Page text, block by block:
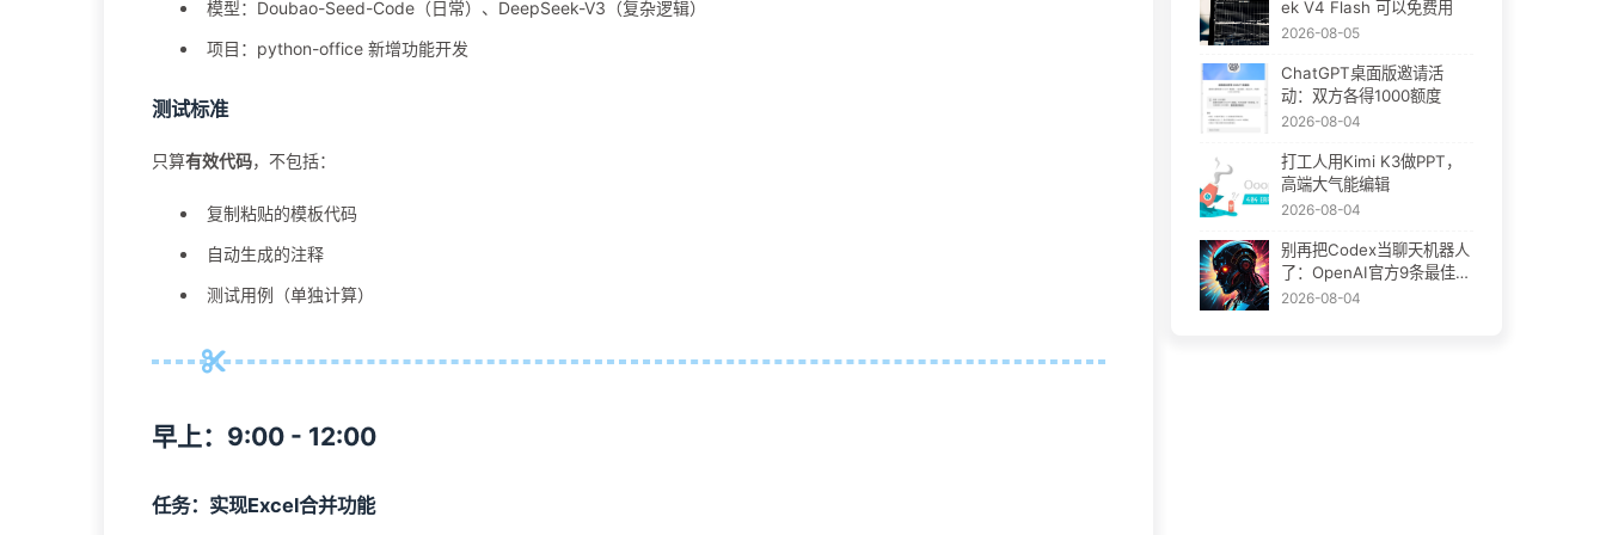
模型：Doubao-Seed-Code（日常）、DeepSeek-V3（复杂逻辑）
项目：python-office 新增功能开发
测试标准
只算有效代码，不包括：
复制粘贴的模板代码
自动生成的注释
测试用例（单独计算）
早上：9:00 - 12:00
任务：实现Excel合并功能
ek V4 Flash 可以免费用
2026-08-05
ChatGPT桌面版邀请活
动：双方各得1000额度
2026-08-04
打工人用Kimi K3做PPT，
高端大气能编辑
2026-08-04
别再把Codex当聊天机器人
了：OpenAI官方9条最佳实
践
2026-08-04